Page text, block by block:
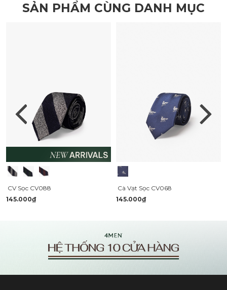
SẢN PHẨM CÙNG DANH MỤC
CV Sọc CV088
145.000₫
Cà Vạt Sọc CV068
145.000₫